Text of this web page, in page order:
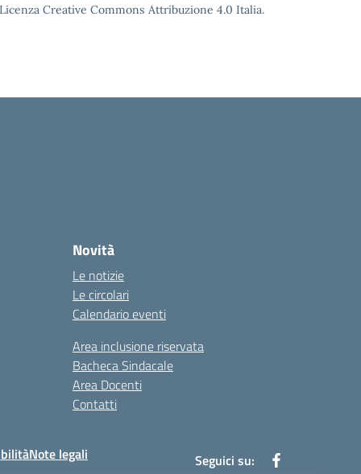
Creative Commons Attribuzione 4.0 Italia.
Novità
Le notizie
Le circolari
Calendario eventi
Area inclusione riservata
Bacheca Sindacale
Area Docenti
Contatti
Note legali Seguici su: